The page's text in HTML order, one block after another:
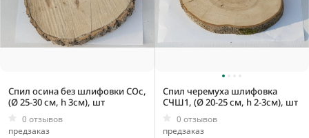
Спил осина без шлифовки СОс,
(Ø 25-30 см, h 3см), шт
0 отзывов
предзаказ
Спил черемуха шлифовка
СЧШ1, (Ø 20-25 см, h 2-3см), шт
0 отзывов
предзаказ